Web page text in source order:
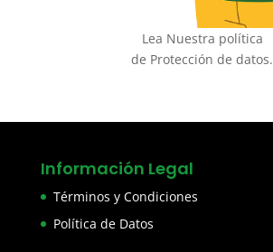
Lea Nuestra política
de Protección de datos.
Información Legal
Términos y Condiciones
Política de Datos